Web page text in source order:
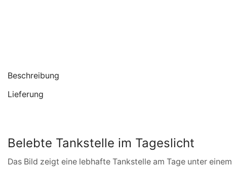
Beschreibung
Lieferung
Belebte Tankstelle im Tageslicht
Das Bild zeigt eine lebhafte Tankstelle am Tage unter